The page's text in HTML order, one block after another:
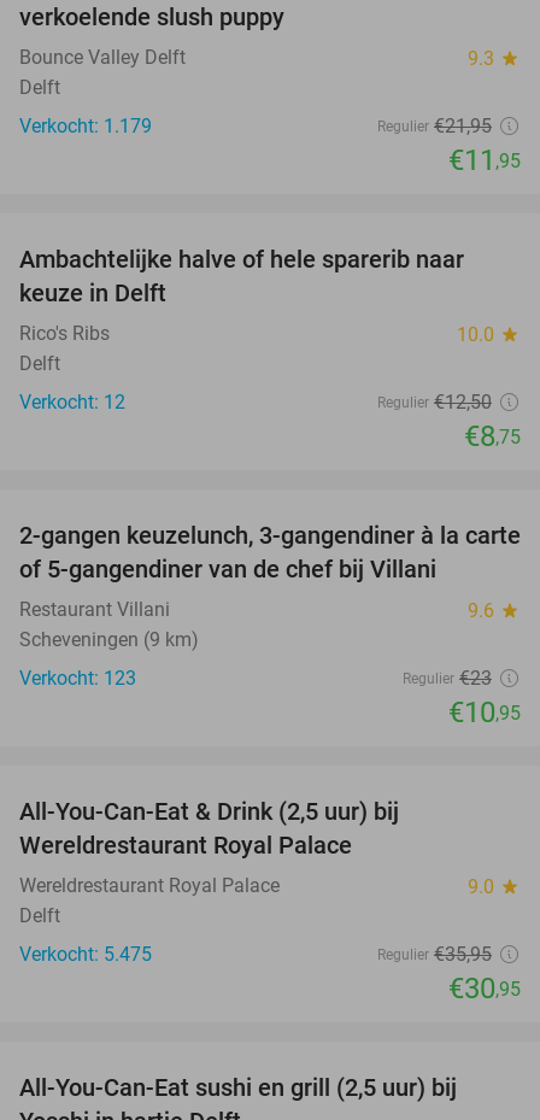
verkoelende slush puppy
Bounce Valley Delft 9.3 star
Delft
Verkocht: 1.179
Regulier €21,95
€11 ,95
Ambachtelijke halve of hele sparerib naar
keuze in Delft
Rico's Ribs 10.0 star
Delft
Verkocht: 12
Regulier €12,50
€8,75
52%
2-gangen keuzelunch, 3-gangendiner à la carte
of 5-gangendiner van de chef bij Villani
Restaurant Villani 9.6 star
Scheveningen (9 km)
Verkocht: 123
Regulier €23
€10,95
All-You-Can-Eat & Drink (2,5 uur) bij
Wereldrestaurant Royal Palace
Wereldrestaurant Royal Palace 9.0 star
Delft
Verkocht: 5.475
Regulier €35,95
€30,95
All-You-Can-Eat sushi en grill (2,5 uur) bij